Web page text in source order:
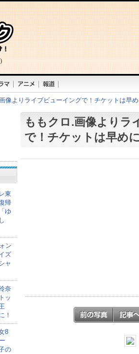
像よりライブビューイングで！チケットは早
東
帰
ゆ
ン
ズ
ャ
奈
ッ
！
8
の
ももクロ.画像よりラ
で！チケットは早め